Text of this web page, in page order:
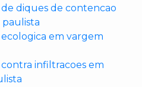
diques de contencao
em vargem
infiltracoes em